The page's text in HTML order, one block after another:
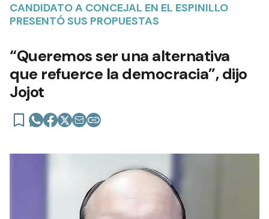
CANDIDATO A CONCEJAL EN EL ESPINILLO
PRESENTÓ SUS PROPUESTAS
“Queremos ser una alternativa
que refuerce la democracia”, dijo
Jojot